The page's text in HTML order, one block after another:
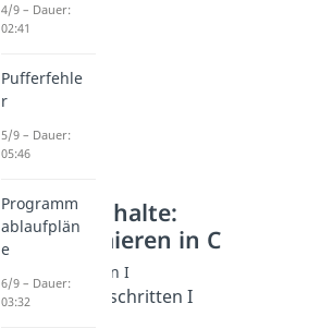
Weitere Inhalte:
Programmieren in C
C fortgeschritten I
Intro C fortgeschritten I
4/9 – Dauer:
02:41
Pufferfehle
r
5/9 – Dauer:
05:46
Programm
ablaufplän
e
6/9 – Dauer:
03:32